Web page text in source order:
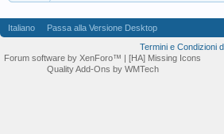
Italiano Passa alla Versione Desktop
Termini e Condizioni
Forum software by XenForo™ | [HA] Missing Icons
Quality Add-Ons by WMTech